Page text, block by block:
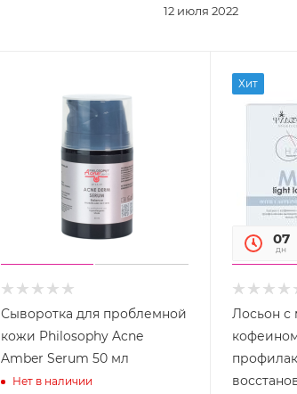
12 июля 2022
Сыворотка для проблемной
кожи Philosophy Acne
Amber Serum 50 мл
Нет в наличии
Хит
07
дн
Лосьон с миноксидилом,